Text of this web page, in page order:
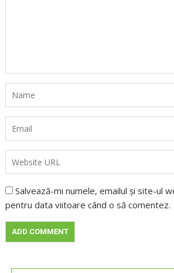
Salvează-mi numele, emailul și site-ul
pentru data viitoare când o să comentez.